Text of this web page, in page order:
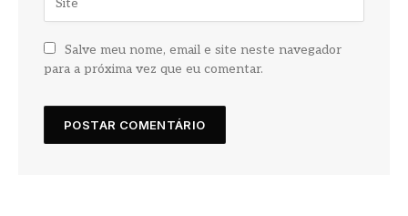
Salve meu nome, email e site neste navegador
para a próxima vez que eu comentar.